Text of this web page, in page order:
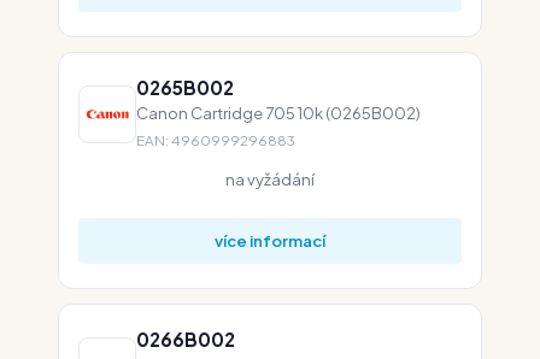
0265B002
Canon Cartridge 705 10k (0265B002)
EAN: 4960999296883
na vyžádání
více informací
0266B002